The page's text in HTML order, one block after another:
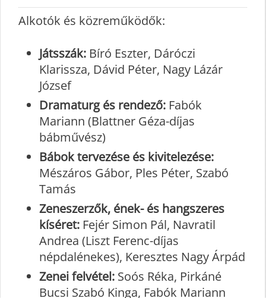
Alkotók és közreműködők:
Játsszák: Bíró Eszter, Dáróczi
Klarissza, Dávid Péter, Nagy Lázár
József
Dramaturg és rendező: Fabók
Mariann (Blattner Géza-díjas
bábművész)
Bábok tervezése és kivitelezése:
Mészáros Gábor, Ples Péter, Szabó
Tamás
Zeneszerzők, ének- és hangszeres
kíséret: Fejér Simon Pál, Navratil
Andrea (Liszt Ferenc-díjas
népdalénekes), Keresztes Nagy Árpád
Zenei felvétel: Soós Réka, Pirkáné
Bucsi Szabó Kinga, Fabók Mariann